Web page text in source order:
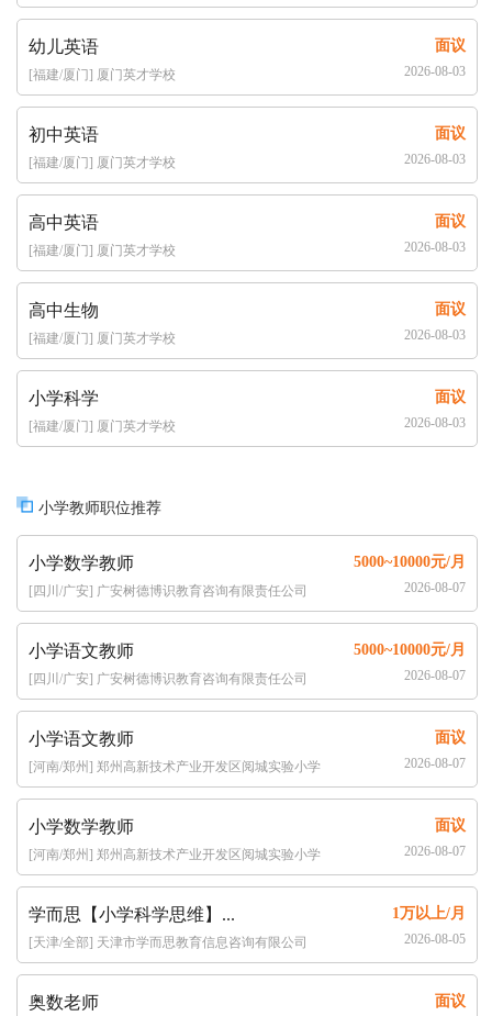
幼儿英语 面议
[福建/厦门] 厦门英才学校 2026-08-03
初中英语 面议
[福建/厦门] 厦门英才学校 2026-08-03
高中英语 面议
[福建/厦门] 厦门英才学校 2026-08-03
高中生物 面议
[福建/厦门] 厦门英才学校 2026-08-03
小学科学 面议
[福建/厦门] 厦门英才学校 2026-08-03
小学教师职位推荐
小学数学教师 5000~10000元/月
[四川/广安] 广安树德博识教育咨询有限责任公司 2026-08-07
小学语文教师 5000~10000元/月
[四川/广安] 广安树德博识教育咨询有限责任公司 2026-08-07
小学语文教师 面议
[河南/郑州] 郑州高新技术产业开发区阅城实验小学 2026-08-07
小学数学教师 面议
[河南/郑州] 郑州高新技术产业开发区阅城实验小学 2026-08-07
学而思【小学科学思维】... 1万以上/月
[天津/全部] 天津市学而思教育信息咨询有限公司 2026-08-05
奥数老师 面议